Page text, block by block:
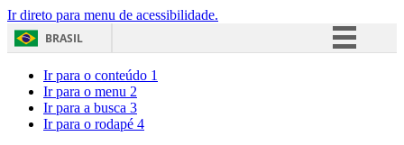
Ir direto para menu de acessibilidade.
BRASIL
Ir para o conteúdo 1
Ir para o menu 2
Ir para a busca 3
Ir para o rodapé 4